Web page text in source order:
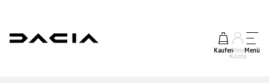
KaufenMein
Konto
Menü